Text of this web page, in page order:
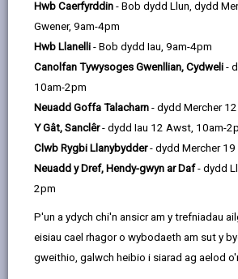
Hwb Caerfyrddin - Bob dydd Llun, dydd
Gwener, 9am-4pm
Hwb Llanelli - Bob dydd Iau, 9am-4pm
Canolfan Tywysoges Gwenllian, Cydweli -
10am-2pm
Neuadd Goffa Talacharn - dydd Mercher
Y Gât, Sanclêr- dydd Iau 12 Awst, 10am-
Clwb Rygbi Llanybydder- dydd Mercher
Neuadd y Dref, Hendy-gwyn ar Daf- dydd
2pm
P'un a ydych chi'n ansicr am y trefniadau
eisiau cael rhagor o wybodaeth am sut y
gweithio, galwch heibio i siarad ag aelod
this
by
email
in
a
tab
Marchnad
Caerfyrddin sy'n bodoli ers 800 mlynedd
dyddio'n ôl i oes y Rhufeiniaid, mae'r
gyda'r oes yn graff ac o ganlyniad, mae
gyrchfan o bwys i'r rhai sy'n dwlu ar fwyd,
cynnig rhai o'r cynhyrchion lleol, gorau
Mae'r Farchnad mewn neuadd fodern a
amrywiaeth o stondinau sy'n gwerthu
nwyddau celf a chrefft, gemwaith o'r
chacennau a gynhyrchir yn lleol.
Ar ddydd Mercher a dydd Sadwrn, mae'r